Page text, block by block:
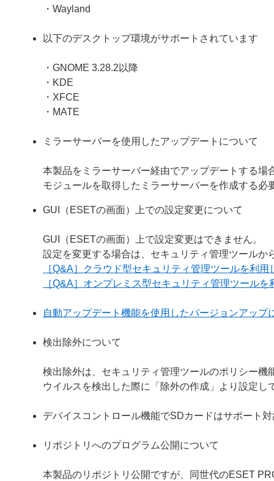
・Wayland
以下のデスクトップ環境がサポートされています
・GNOME 3.28.2以降
・KDE
・XFCE
・MATE
ミラーサーバーを使用したアップデートについて
本製品をミラーサーバー経由でアップデートする
モジュールを取得したミラーサーバーを作成する必
GUI（ESETの画面）上での設定変更について
GUI（ESETの画面）上で設定変更はできません。
設定を変更する場合は、セキュリティ管理ツールか
［Q&A］クラウド型セキュリティ管理ツールを利
［Q&A］オンプレミス型セキュリティ管理ツール
自動アップデート機能を使用したバージョンアップ
検出除外について
検出除外は、セキュリティ管理ツールのポリシー機
ウイルスを検出した際に「除外の作成」より設定し
デバイスコントロール機能でSDカードはサポート
リポジトリへのプログラム公開について
本製品のリポジトリ公開ですが、同世代のESET